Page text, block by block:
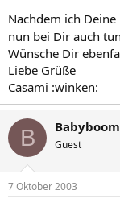
Nachdem ich
nun bei Dir auch tun
Wünsche Dir
Liebe Grüße
Casami :winken:
B Babyboom
Guest
7 Oktober 2003